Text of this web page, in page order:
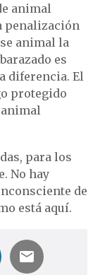
animal
penalización
animal la
es
diferencia. El
protegido
para los
No hay
de
está aquí.